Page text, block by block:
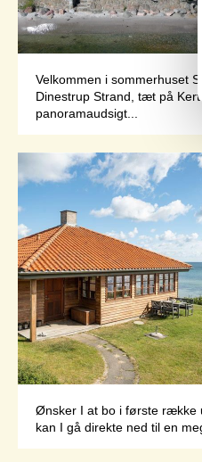
Velkommen i sommerhuset
Dinestrup Strand, tæt på
panoramaudsigt...
Ønsker I at bo i første række
kan I gå direkte ned til en